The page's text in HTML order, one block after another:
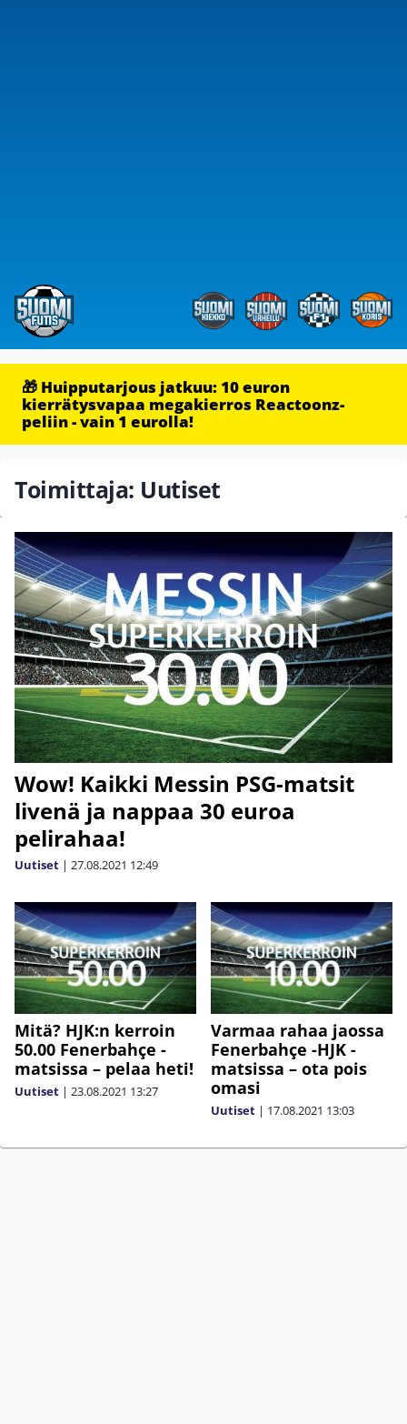
🎁 Huipputarjous jatkuu: 10 euron
kierrätysvapaa megakierros Reactoonz-
peliin - vain 1 eurolla!
Toimittaja: Uutiset
Wow! Kaikki Messin PSG-matsit
livenä ja nappaa 30 euroa
pelirahaa!
Uutiset | 27.08.2021 12:49
Mitä? HJK:n kerroin
50.00 Fenerbahçe -
matsissa – pelaa heti!
Uutiset | 23.08.2021 13:27
Varmaa rahaa jaossa
Fenerbahçe -HJK -
matsissa – ota pois
omasi
Uutiset | 17.08.2021 13:03